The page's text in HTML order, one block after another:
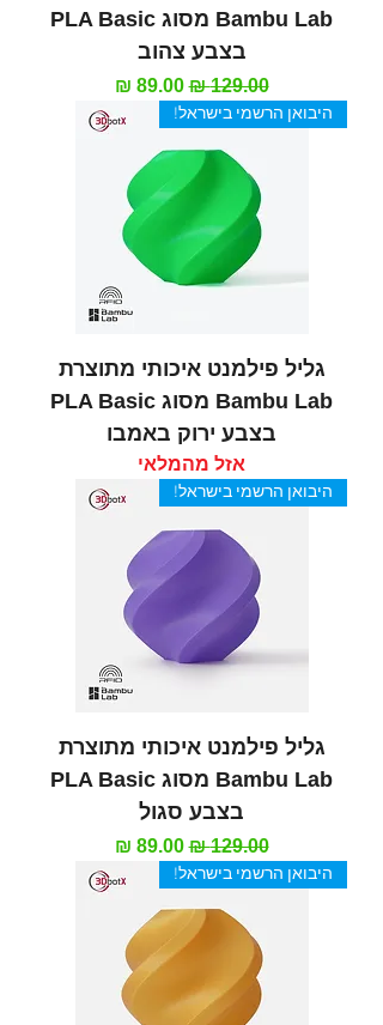
Bambu Lab מסוג PLA Basic
בצבע צהוב
מחיר רגיל‏129.00 ‏₪ מחיר מבצע‏89.00 ‏₪
היבואן הרשמי בישראל!
גליל פילמנט איכותי מתוצרת
Bambu Lab מסוג PLA Basic
בצבע ירוק באמבו
אזל מהמלאי
היבואן הרשמי בישראל!
גליל פילמנט איכותי מתוצרת
Bambu Lab מסוג PLA Basic
בצבע סגול
מחיר רגיל‏129.00 ‏₪ מחיר מבצע‏89.00 ‏₪
היבואן הרשמי בישראל!